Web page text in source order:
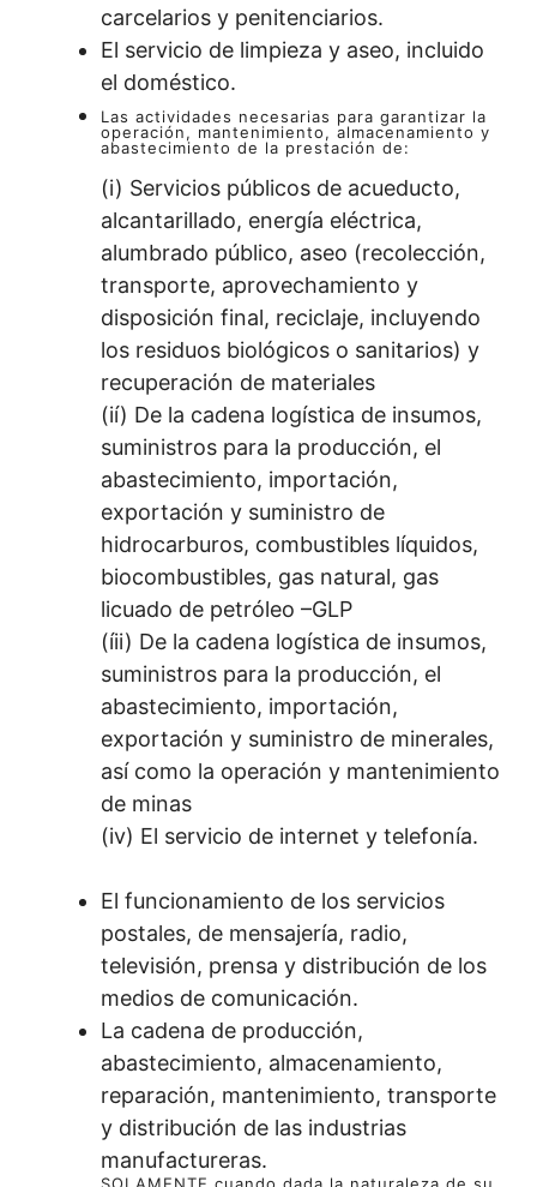
carcelarios y penitenciarios.
El servicio de limpieza y aseo, incluido
el doméstico.
Las actividades necesarias para garantizar la
operación, mantenimiento, almacenamiento y
abastecimiento de la prestación de:
(i) Servicios públicos de acueducto,
alcantarillado, energía eléctrica,
alumbrado público, aseo (recolección,
transporte, aprovechamiento y
disposición final, reciclaje, incluyendo
los residuos biológicos o sanitarios) y
recuperación de materiales
(ií) De la cadena logística de insumos,
suministros para la producción, el
abastecimiento, importación,
exportación y suministro de
hidrocarburos, combustibles líquidos,
biocombustibles, gas natural, gas
licuado de petróleo –GLP
(íii) De la cadena logística de insumos,
suministros para la producción, el
abastecimiento, importación,
exportación y suministro de minerales,
así como la operación y mantenimiento
de minas
(iv) El servicio de internet y telefonía.
El funcionamiento de los servicios
postales, de mensajería, radio,
televisión, prensa y distribución de los
medios de comunicación.
La cadena de producción,
abastecimiento, almacenamiento,
reparación, mantenimiento, transporte
y distribución de las industrias
manufactureras.